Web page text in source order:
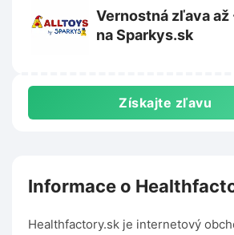
Vernostná zľava až
na Sparkys.sk
Získajte zľavu
Informace o
Healthfactory.sk je internetový